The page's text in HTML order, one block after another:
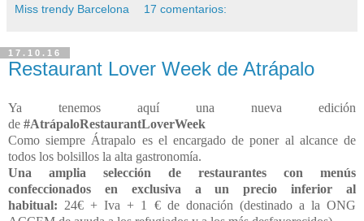
Miss trendy Barcelona 17 comentarios:
17.10.16
Restaurant Lover Week de Atrápalo
Ya tenemos aquí una nueva edición
de #AtrápaloRestaurantLoverWeek
Como siempre Átrapalo es el encargado de poner al alcance de
todos los bolsillos la alta gastronomía.
Una amplia selección de restaurantes con menús
confeccionados en exclusiva a un precio inferior al
habitual: 24€ + Iva + 1 € de donación (destinado a la ONG